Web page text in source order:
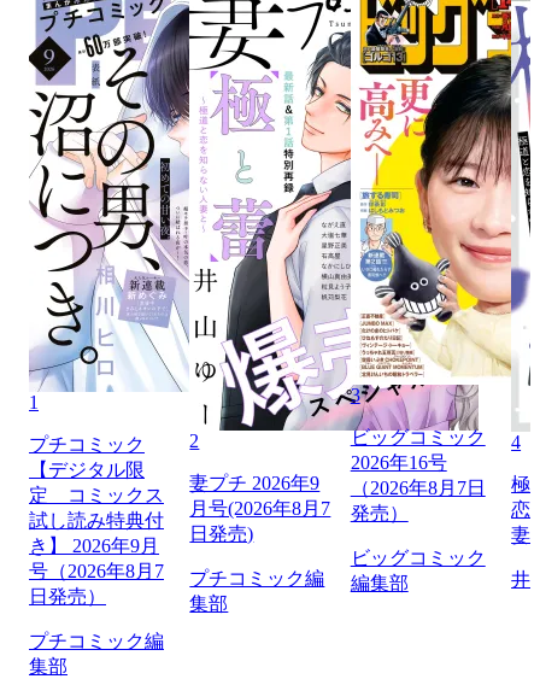
1
プチコミック
【デジタル限
定 コミックス
試し読み特典付
き】 2026年9月
号（2026年8月7
日発売）
プチコミック編
集部
2
妻プチ 2026年9
月号(2026年8月7
日発売)
プチコミック編
集部
3
ビッグコミック
2026年16号
（2026年8月7日
発売）
ビッグコミック
編集部
4
極
恋
妻
井